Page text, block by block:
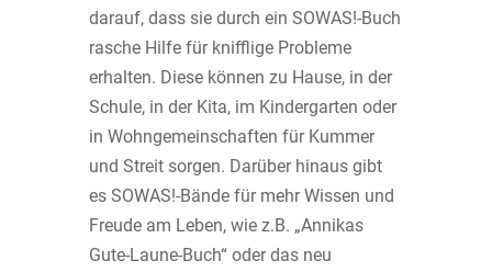
darauf, dass sie durch ein SOWAS!-Buch
rasche Hilfe für knifflige Probleme
erhalten. Diese können zu Hause, in der
Schule, in der Kita, im Kindergarten oder
in Wohngemeinschaften für Kummer
und Streit sorgen. Darüber hinaus gibt
es SOWAS!-Bände für mehr Wissen und
Freude am Leben, wie z.B. „Annikas
Gute-Laune-Buch“ oder das neu